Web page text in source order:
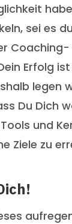
sei es
Coaching-
Erfolg
legen
Du Dich
und
Ziele zu